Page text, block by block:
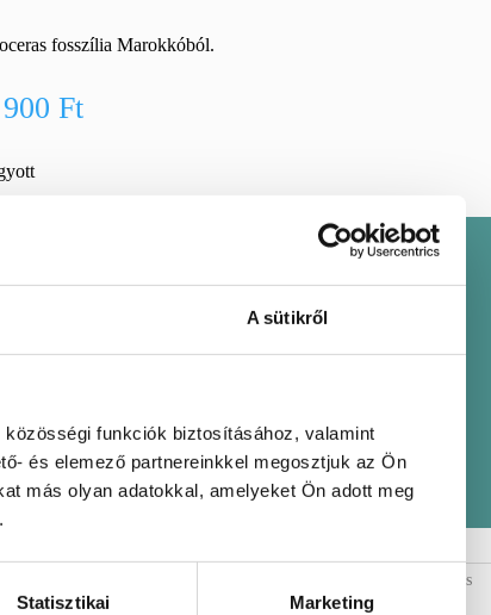
A sütikről
funkciók biztosításához, valamint
és elemező partnereinkkel megosztjuk az Ön
más olyan adatokkal, amelyeket Ön adott meg
Statisztikai Marketing
fosszília Marokkóból.
900Ft
és biztonságosan megérkezik hozzád
Ingyenes szállítás 20 000 Ft felett
Kockázatmentes vásárlás
nem érzed a tiédnek, visszaküldheted és küldjük az árát
orthoceras